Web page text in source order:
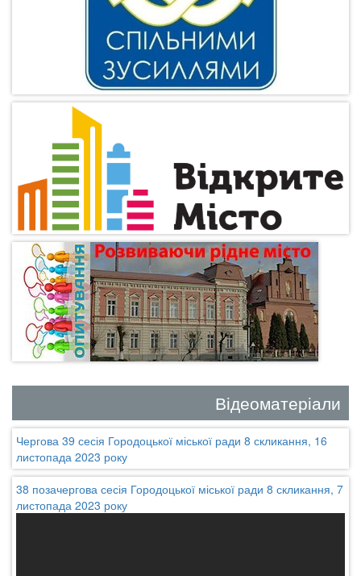
Відеоматеріали
Чергова 39 сесія Городоцької міської ради 8 скликання, 16
листопада 2023 року
38 позачергова сесія Городоцької міської ради 8 скликання, 7
листопада 2023 року